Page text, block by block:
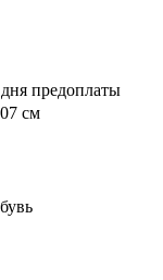
предоплаты
см